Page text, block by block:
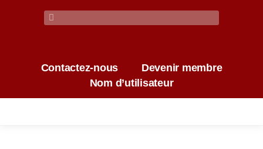
Contactez-nous
Devenir membre
Nom d’utilisateur